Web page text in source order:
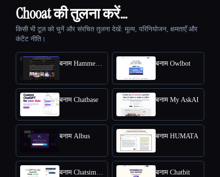
Chooat की तुलना करें…
किसी भी टूल को चुनें और संरचित तुलना देखें: मूल्य, परिनियोजन, क्षमताएँ और
कंटेंट नीति।
बनाम HammerAI बनाम Owlbot
बनाम Chatbase बनाम My AskAI
बनाम Albus बनाम HUMATA
बनाम Chatsimple बनाम Chatbit